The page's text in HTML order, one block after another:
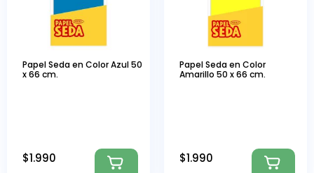
Papel Seda en Color Azul 50
x 66 cm.
$1.990
Papel Seda en Color
Amarillo 50 x 66 cm.
$1.990